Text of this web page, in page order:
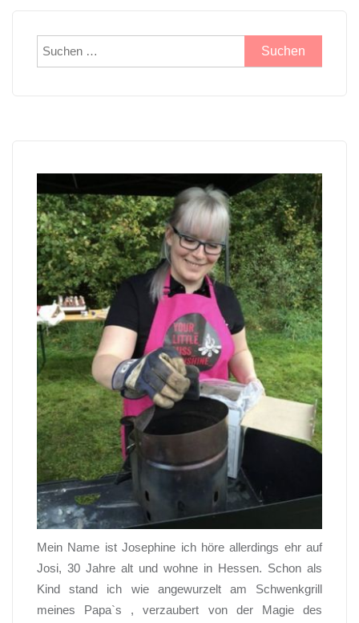
Suchen
nach:
Mein Name ist Josephine ich höre allerdings ehr auf
Josi, 30 Jahre alt und wohne in Hessen. Schon als
Kind stand ich wie angewurzelt am Schwenkgrill
meines Papa`s , verzaubert von der Magie des